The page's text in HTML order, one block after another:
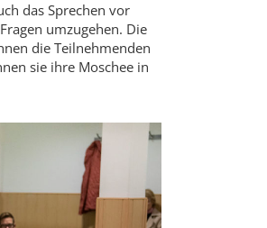
das Sprechen vor
umzugehen. Die
die Teilnehmenden
sie ihre Moschee in